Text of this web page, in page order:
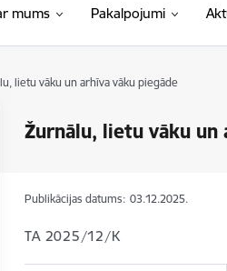
mums Pakalpojumi
lietu vāku un arhīva vāku piegāde
Žurnālu, lietu vāku un
Publikācijas datums: 03.12.2025.
TA 2025/12/K